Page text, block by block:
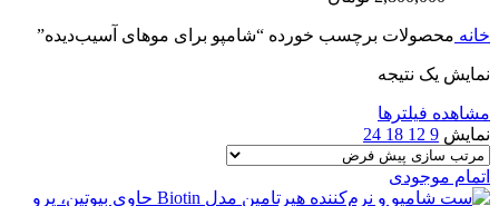
خانه محصولات برچسب خورده “شامپو برای موهای آسیب‌دیده”
نمایش یک نتیجه
مشاهده فیلترها
نمایش 9
12
18
24
اتمام موجودی